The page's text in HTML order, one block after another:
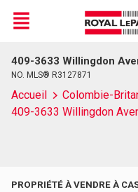
Live
En Direct
Menu
409-3633 Willingdon
NO. MLS® R3127871
Accueil Colombie-
409-3633 Willingdon
PROPRIÉTÉ À VENDRE À